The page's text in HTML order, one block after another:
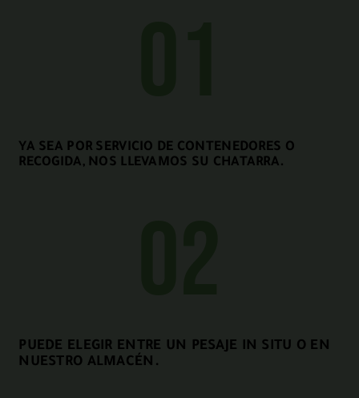
YA SEA POR SERVICIO DE CONTENEDORES O
RECOGIDA, NOS LLEVAMOS SU CHATARRA.
PUEDE ELEGIR ENTRE UN PESAJE IN SITU O EN
NUESTRO ALMACÉN.